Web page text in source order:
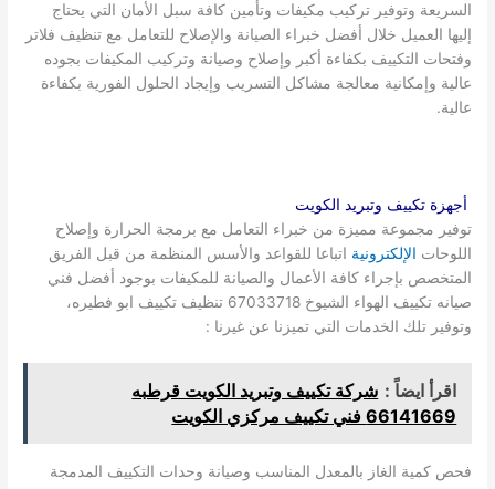
السريعة وتوفير تركيب مكيفات وتأمين كافة سبل الأمان التي يحتاج
إليها العميل خلال أفضل خبراء الصيانة والإصلاح للتعامل مع تنظيف فلاتر
وفتحات التكييف بكفاءة أكبر وإصلاح وصيانة وتركيب المكيفات بجوده
عالية وإمكانية معالجة مشاكل التسريب وإيجاد الحلول الفورية بكفاءة
عالية.
أجهزة تكييف وتبريد الكويت
توفير مجموعة مميزة من خبراء التعامل مع برمجة الحرارة وإصلاح
اللوحات الإلكترونية اتباعا للقواعد والأسس المنظمة من قبل الفريق
المتخصص بإجراء كافة الأعمال والصيانة للمكيفات بوجود أفضل فني
صيانه تكييف الهواء الشيوخ 67033718 تنظيف تكييف ابو فطيره،
وتوفير تلك الخدمات التي تميزنا عن غيرنا :
اقرأ ايضاً : شركة تكييف وتبريد الكويت قرطبه
66141669 فني تكييف مركزي الكويت
فحص كمية الغاز بالمعدل المناسب وصيانة وحدات التكييف المدمجة